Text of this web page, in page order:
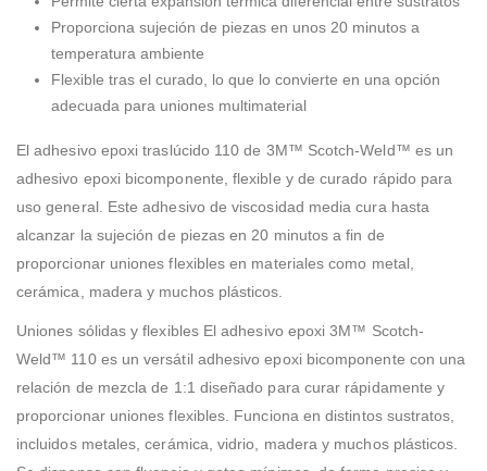
Proporciona sujeción de piezas en unos 20 minutos a
temperatura ambiente
Flexible tras el curado, lo que lo convierte en una opción
adecuada para uniones multimaterial
El adhesivo epoxi traslúcido 110 de 3M™ Scotch-Weld™ es un
adhesivo epoxi bicomponente, flexible y de curado rápido para
uso general. Este adhesivo de viscosidad media cura hasta
alcanzar la sujeción de piezas en 20 minutos a fin de
proporcionar uniones flexibles en materiales como metal,
cerámica, madera y muchos plásticos.
Uniones sólidas y flexibles El adhesivo epoxi 3M™ Scotch-
Weld™ 110 es un versátil adhesivo epoxi bicomponente con una
relación de mezcla de 1:1 diseñado para curar rápidamente y
proporcionar uniones flexibles. Funciona en distintos sustratos,
incluidos metales, cerámica, vidrio, madera y muchos plásticos.